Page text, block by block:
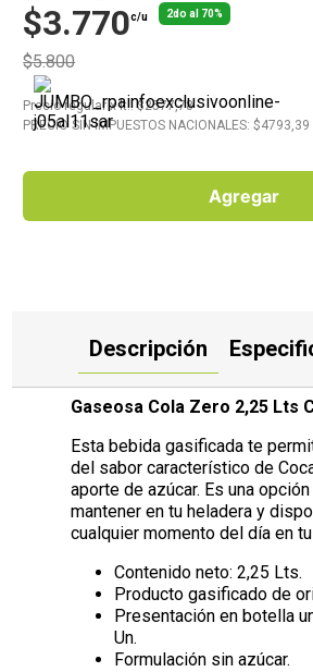
$3.770c/u 2do al 70%
$5.800
Precio regularxlt.: $2577,78
PRECIO SIN IMPUESTOS NACIONALES: $4793,39
Agregar
Descripción
Gaseosa Cola Zero 2,25 Lts
Esta bebida gasificada te
del sabor característico de
aporte de azúcar. Es una
mantener en tu heladera y
cualquier momento del día en
Contenido neto: 2,25 Lts.
Producto gasificado de
Presentación en botella
Un.
Formulación sin azúcar.
Juguetes
Valijas
Carne